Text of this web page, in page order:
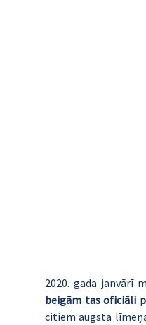
2020. gada janvārī
beigām tas oficiāli
citiem augsta